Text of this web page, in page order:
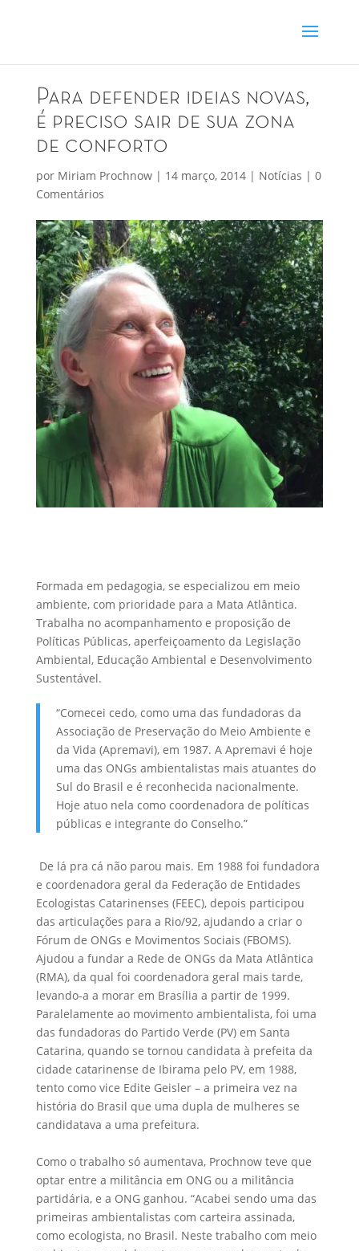
Para defender ideias novas,
é preciso sair de sua zona
de conforto
por Miriam Prochnow| 14 março, 2014| Notícias | 0
Comentários
Formada em pedagogia, se especializou em meio
ambiente, com prioridade para a Mata Atlântica.
Trabalha no acompanhamento e proposição de
Políticas Públicas, aperfeiçoamento da Legislação
Ambiental, Educação Ambiental e Desenvolvimento
Sustentável.
“Comecei cedo, como uma das fundadoras da
Associação de Preservação do Meio Ambiente e
da Vida (Apremavi), em 1987. A Apremavi é hoje
uma das ONGs ambientalistas mais atuantes do
Sul do Brasil e é reconhecida nacionalmente.
Hoje atuo nela como coordenadora de políticas
públicas e integrante do Conselho.”
De lá pra cá não parou mais. Em 1988 foi fundadora
e coordenadora geral da Federação de Entidades
Ecologistas Catarinenses (FEEC), depois participou
das articulações para a Rio/92, ajudando a criar o
Fórum de ONGs e Movimentos Sociais (FBOMS).
Ajudou a fundar a Rede de ONGs da Mata Atlântica
(RMA), da qual foi coordenadora geral mais tarde,
levando-a a morar em Brasília a partir de 1999.
Paralelamente ao movimento ambientalista, foi uma
das fundadoras do Partido Verde (PV) em Santa
Catarina, quando se tornou candidata à prefeita da
cidade catarinense de Ibirama pelo PV, em 1988,
tento como vice Edite Geisler – a primeira vez na
história do Brasil que uma dupla de mulheres se
candidatava a uma prefeitura.
Como o trabalho só aumentava, Prochnow teve que
optar entre a militância em ONG ou a militância
partidária, e a ONG ganhou. “Acabei sendo uma das
primeiras ambientalistas com carteira assinada,
como ecologista, no Brasil. Neste trabalho com meio